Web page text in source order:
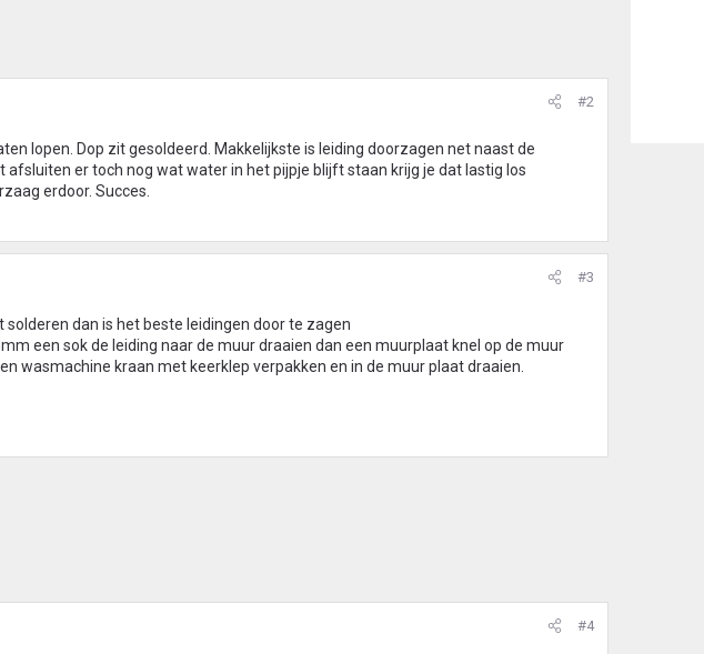
#2
lopen. Dop zit gesoldeerd. Makkelijkste is leiding doorzagen net naast de
afsluiten er toch nog wat water in het pijpje blijft staan krijg je dat lastig los
erdoor. Succes.
#3
dan is het beste leidingen door te zagen
een sok de leiding naar de muur draaien dan een muurplaat knel op de muur
wasmachine kraan met keerklep verpakken en in de muur plaat draaien.
#4